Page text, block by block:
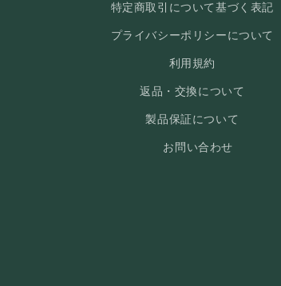
特定商取引について基づく表記
プライバシーポリシーについて
利用規約
返品・交換について
製品保証について
お問い合わせ